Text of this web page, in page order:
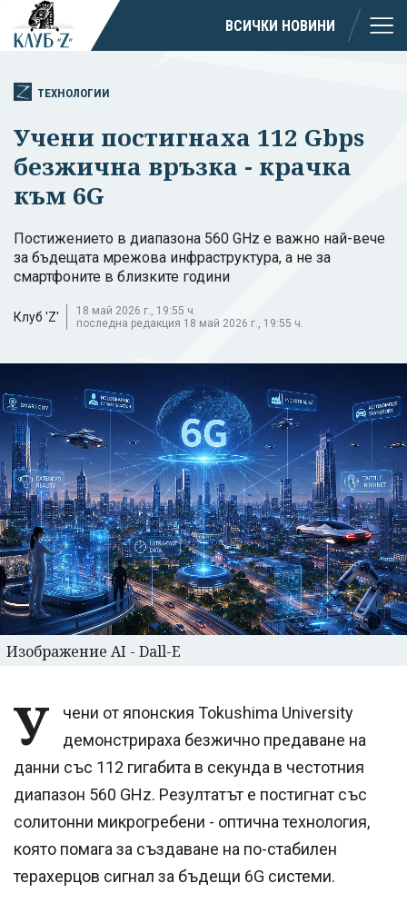
ВСИЧКИ НОВИНИ
ТЕХНОЛОГИИ
Учени постигнаха 112 Gbps
безжична връзка - крачка
към 6G
Постижението в диапазона 560 GHz е важно най-вече
за бъдещата мрежова инфраструктура, а не за
смартфоните в близките години
Клуб 'Z'
18 май 2026 г., 19:55 ч.
последна редакция 18 май 2026 г., 19:55 ч.
Изображение AI - Dall-E
У
чени от японския Tokushima University
демонстрираха безжично предаване на
данни със 112 гигабита в секунда в честотния
диапазон 560 GHz. Резултатът е постигнат със
солитонни микрогребени - оптична технология,
която помага за създаване на по-стабилен
терахерцов сигнал за бъдещи 6G системи.